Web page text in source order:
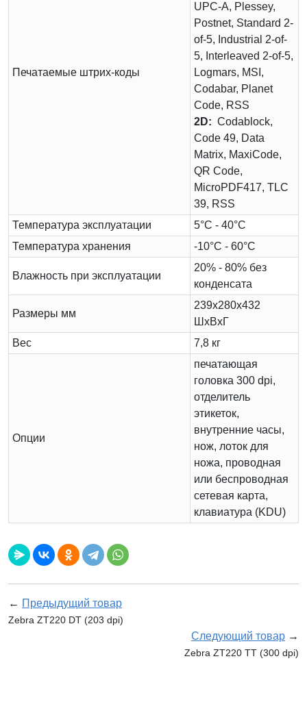
Печатаемые штрих-коды
UPC-A, Plessey,
Postnet, Standard 2-
of-5, Industrial 2-of-
5, Interleaved 2-of-5,
Logmars, MSI,
Codabar, Planet
Code, RSS
2D: Codablock,
Code 49, Data
Matrix, MaxiCode,
QR Code,
MicroPDF417, TLC
39, RSS
Температура эксплуатации
5°С - 40°С
Температура хранения
-10°С - 60°С
Влажность при эксплуатации
20% - 80% без
конденсата
Размеры мм
239х280х432
ШхВхГ
Вес
7,8 кг
Опции
печатающая
головка 300 dpi,
отделитель
этикеток,
внутренние часы,
нож, лоток для
ножа, проводная
или беспроводная
сетевая карта,
клавиатура (KDU)
← Предыдущий товар
Zebra ZT220 DT (203 dpi)
Следующий товар →
Zebra ZT220 TT (300 dpi)